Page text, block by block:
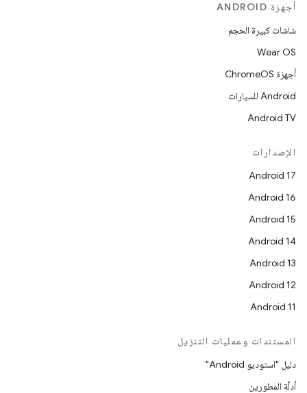
أجهزة ANDROID
شاشات كبيرة الحجم
Wear OS
أجهزة ChromeOS
Android للسيارات
Android TV
الإصدارات
Android 17
Android 16
Android 15
Android 14
Android 13
Android 12
Android 11
المستندات وعمليات التنزيل
دليل "استوديو Android"
أدلّة المطورين